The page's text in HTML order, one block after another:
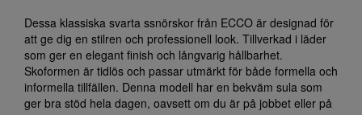
Dessa klassiska svarta ssnörskor från ECCO är designad för
att ge dig en stilren och professionell look. Tillverkad i läder
som ger en elegant finish och långvarig hållbarhet.
Skoformen är tidlös och passar utmärkt för både formella och
informella tillfällen. Denna modell har en bekväm sula som
ger bra stöd hela dagen, oavsett om du är på jobbet eller på